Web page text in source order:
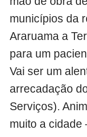
municípios da
Araruama a
para um
Vai ser um
arrecadação
Serviços).
muito a